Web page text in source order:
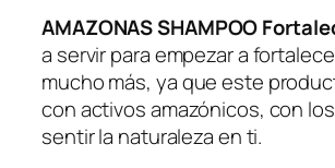
AMAZONAS SHAMPOO
a servir para empezar a
mucho más, ya que este
con activos amazónicos, con
sentir la naturaleza en ti.